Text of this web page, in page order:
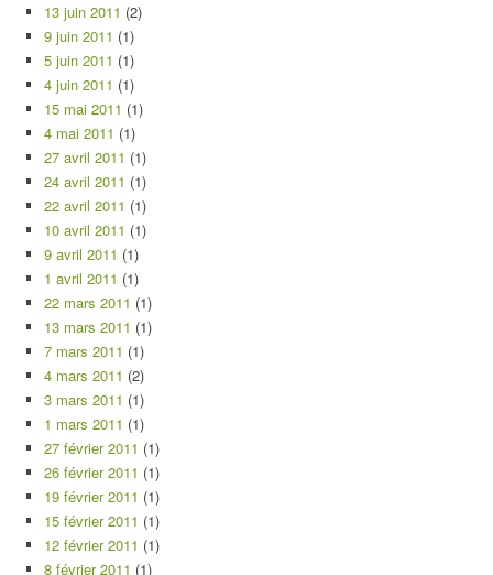
13 juin 2011 (2)
9 juin 2011 (1)
5 juin 2011 (1)
4 juin 2011 (1)
15 mai 2011 (1)
4 mai 2011 (1)
27 avril 2011 (1)
24 avril 2011 (1)
22 avril 2011 (1)
10 avril 2011 (1)
9 avril 2011 (1)
1 avril 2011 (1)
22 mars 2011 (1)
13 mars 2011 (1)
7 mars 2011 (1)
4 mars 2011 (2)
3 mars 2011 (1)
1 mars 2011 (1)
27 février 2011 (1)
26 février 2011 (1)
19 février 2011 (1)
15 février 2011 (1)
12 février 2011 (1)
8 février 2011 (1)